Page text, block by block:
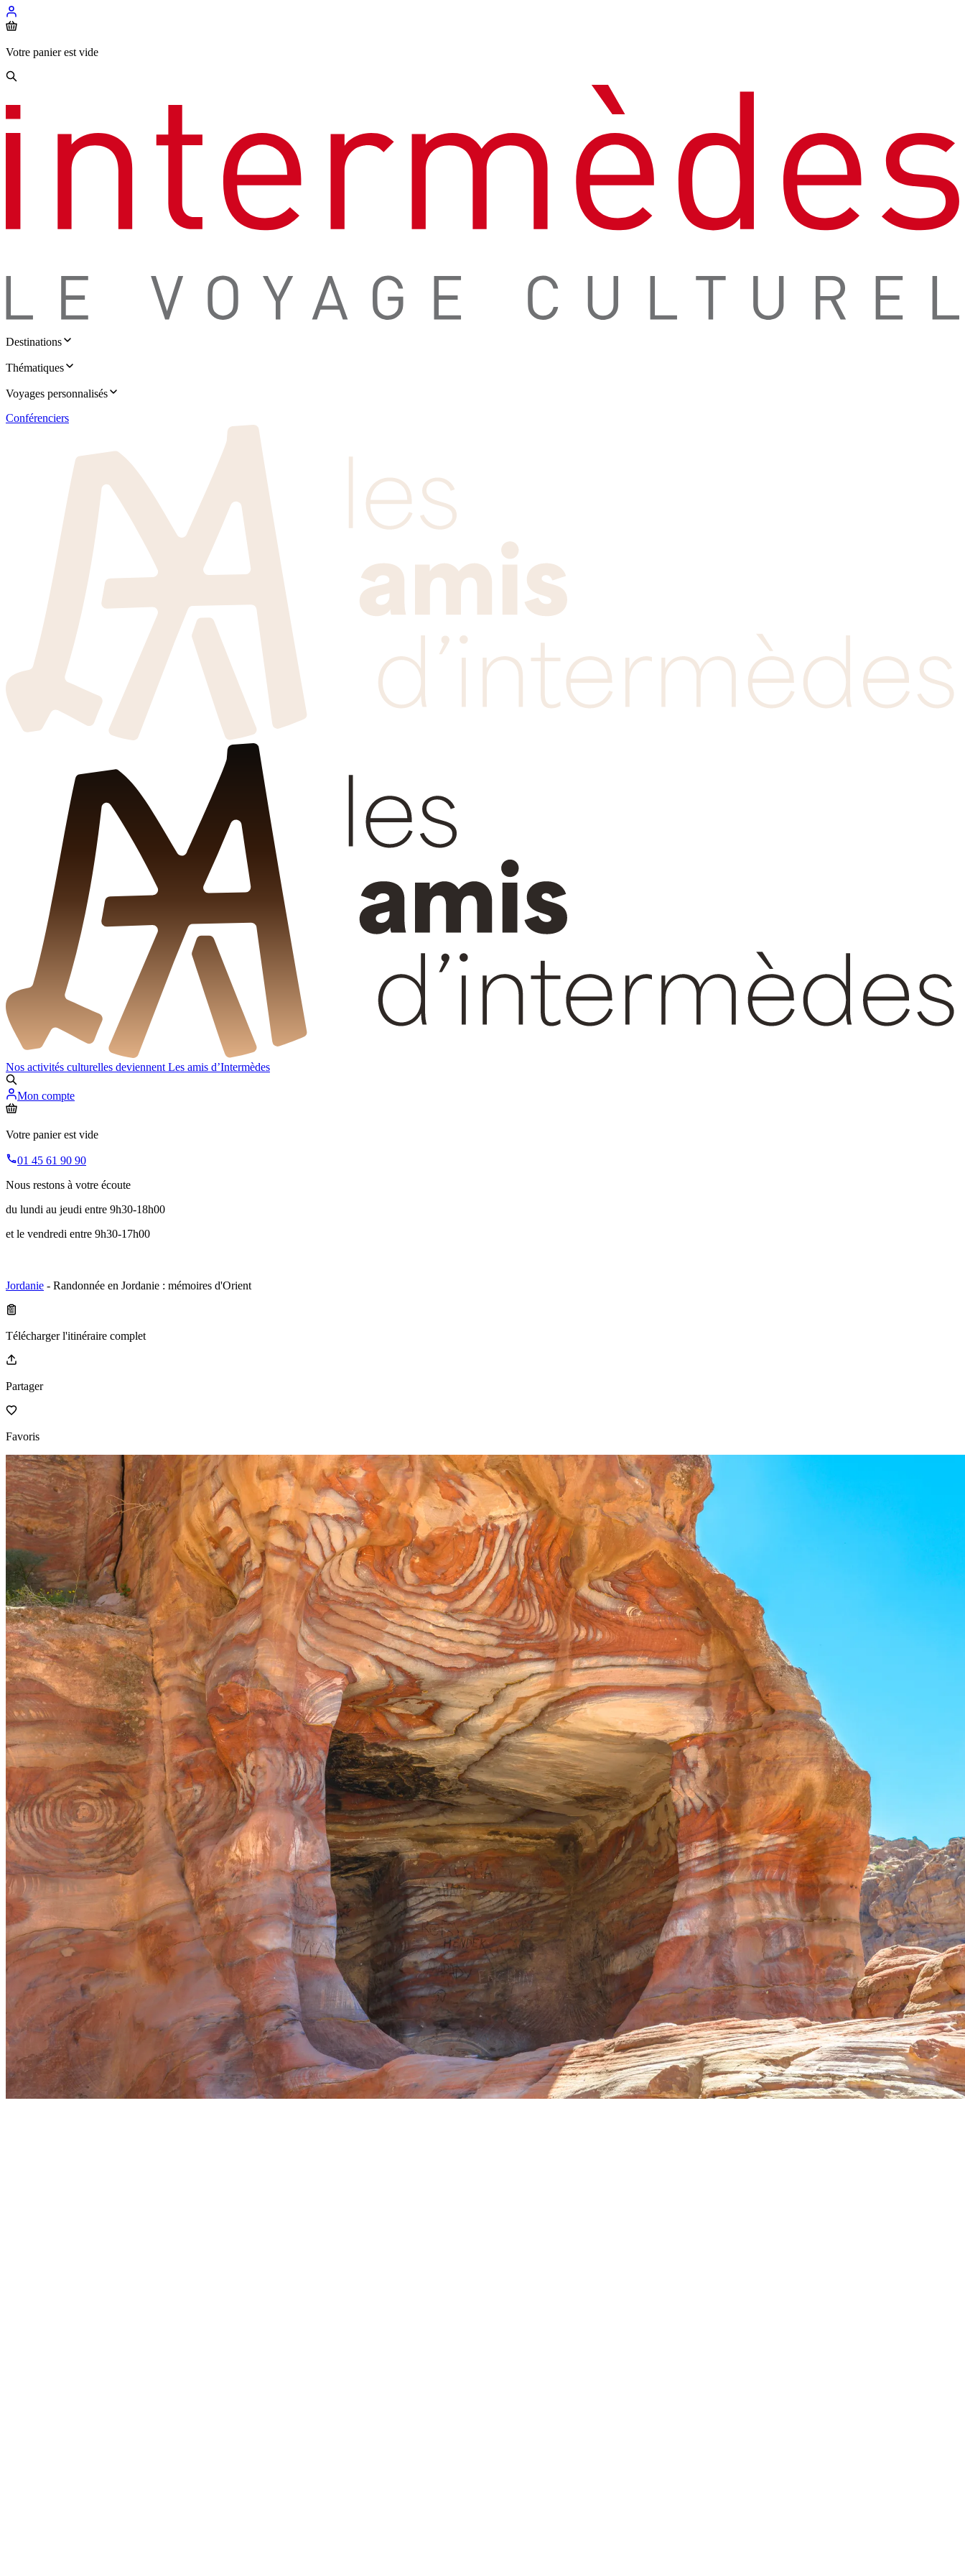
Votre panier est vide
Destinations
Thématiques
Voyages personnalisés
Conférenciers
Nos activités culturelles deviennent Les amis d’Intermèdes
Mon compte
Votre panier est vide
01 45 61 90 90
Nous restons à votre écoute
du lundi au jeudi entre 9h30-18h00
et le vendredi entre 9h30-17h00
Jordanie - Randonnée en Jordanie : mémoires d'Orient
Télécharger l'itinéraire complet
Partager
Favoris